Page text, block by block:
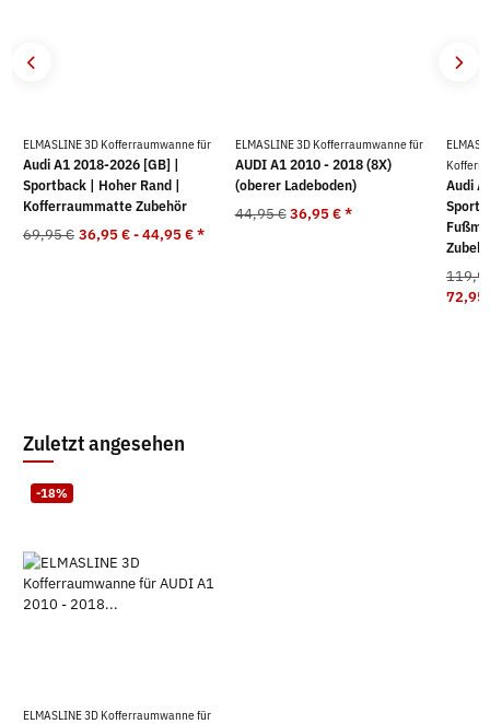
ELMASLINE 3D Kofferraumwanne für
Audi A1 2018-2026 [GB] |
Sportback | Hoher Rand |
Kofferraummatte Zubehör
69,95 € 36,95 € -44,95 €*
ELMASLINE 3D Kofferraumwanne für
AUDI A1 2010 - 2018 (8X)
(oberer Ladeboden)
44,95 € 36,95 €*
Audi
72,95
Zuletzt angesehen
-18%
ELMASLINE 3D Kofferraumwanne für